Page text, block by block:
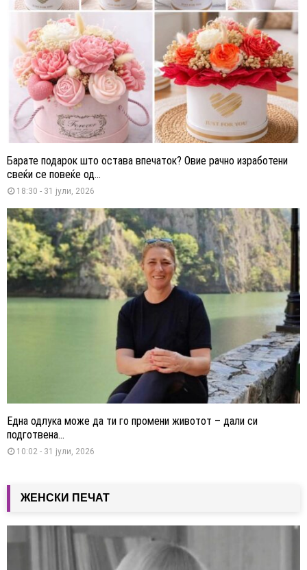
Барате подарок што остава впечаток? Овие рачно изработени
свеќи се повеќе од...
18:30 - 31 јули, 2026
Една одлука може да ти го промени животот – дали си
подготвена...
10:02 - 31 јули, 2026
ЖЕНСКИ ПЕЧАТ